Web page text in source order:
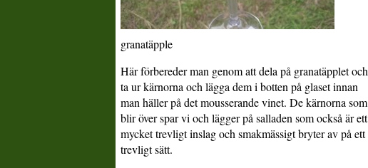
granatäpple
Här förbereder man genom att dela på granatäpplet och
ta ur kärnorna och lägga dem i botten på glaset innan
man häller på det mousserande vinet. De kärnorna som
blir över spar vi och lägger på salladen som också är ett
mycket trevligt inslag och smakmässigt bryter av på ett
trevligt sätt.